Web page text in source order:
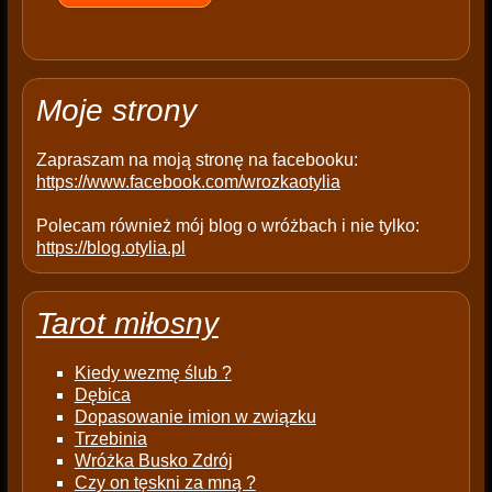
e
p
y
Moje strony
Zapraszam na moją stronę na facebooku:
https://www.facebook.com/wrozkaotylia
Polecam również mój blog o wróżbach i nie tylko:
https://blog.otylia.pl
Tarot miłosny
Kiedy wezmę ślub ?
Dębica
Dopasowanie imion w związku
Trzebinia
Wróżka Busko Zdrój
Czy on tęskni za mną ?